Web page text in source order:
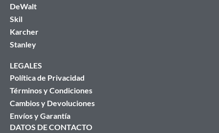
DeWalt
Skil
Karcher
Stanley
LEGALES
Política de Privacidad
Términos y Condiciones
Cambios y Devoluciones
Envíos y Garantía
DATOS DE CONTACTO